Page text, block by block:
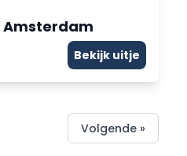
Bekijk uitje
Volgende »